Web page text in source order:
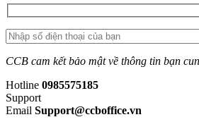
CCB cam kết bảo mật về thông tin bạn
Hotline 0985575185
Support
Email Support@ccboffice.vn